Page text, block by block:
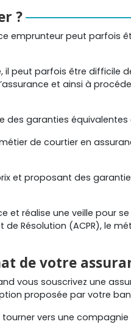
?
emprunteur peut parfois
il peut parfois être difficile
et ainsi à
garanties
de courtier en
et proposant des
réalise une veille pour
Résolution (ACPR), le
de votre
vous souscrivez une
proposée par votre
vers une compagnie